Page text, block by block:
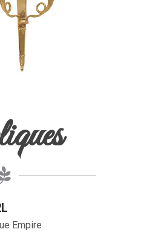
Empire